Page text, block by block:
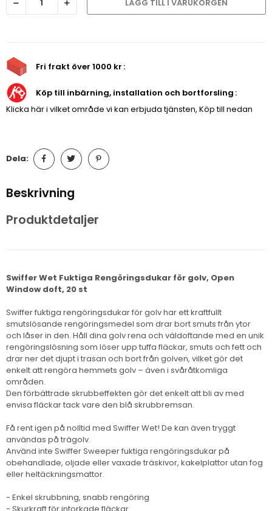
LÄGG TILL I VARUKORGEN
Fri frakt över 1000 kr
Köp till inbärning, installation och bortforsling
Klicka här i vilket område vi kan erbjuda tjänsten, Köp till nedan
Dela:
Beskrivning
Produktdetaljer
Swiffer Wet Fuktiga Rengöringsdukar för golv, Open
Window doft, 20 st
Swiffer fuktiga rengöringsdukar för golv har ett kraftfullt
smutslösande rengöringsmedel som drar bort smuts från ytor
och låser in den. Håll dina golv rena och väldoftande med en unik
rengöringslösning som löser upp tuffa fläckar, smuts och fett och
drar ner det djupt i trasan och bort från golven, vilket gör det
enkelt att rengöra hemmets golv – även i svåråtkomliga
områden.
Den förbättrade skrubbeffekten gör det enkelt att bli av med
envisa fläckar tack vare den blå skrubbremsan.
Få rent igen på nolltid med Swiffer Wet! De kan även tryggt
användas på trägolv.
Använd inte Swiffer Sweeper fuktiga rengöringsdukar på
obehandlade, oljade eller vaxade träskivor, kakelplattor utan fog
eller heltäckningsmattor.
- Enkel skrubbning, snabb rengöring